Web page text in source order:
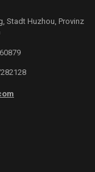
Stadt Huzhou, Provinz